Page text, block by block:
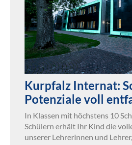
Kurpfalz Internat:
Potenziale voll
In Klassen mit höchstens 10
Schülern erhält Ihr Kind die
unserer Lehrerinnen und